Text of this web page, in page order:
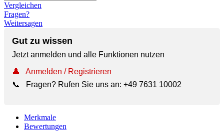
Vergleichen
Fragen?
Weitersagen
Gut zu wissen
Jetzt anmelden und alle Funktionen nutzen
👤
Anmelden / Registrieren
📞
Fragen? Rufen Sie uns an: +49 7631 10002
Merkmale
Bewertungen